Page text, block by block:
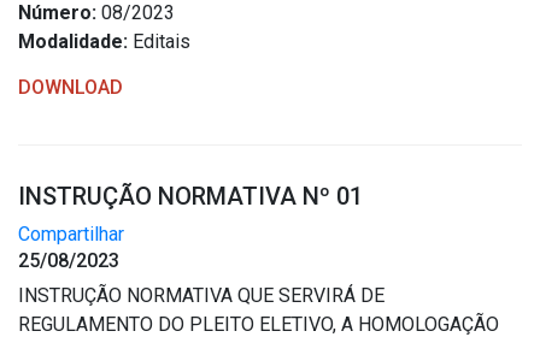
Número: 08/2023
Modalidade: Editais
DOWNLOAD
INSTRUÇÃO NORMATIVA Nº 01
Compartilhar
25/08/2023
INSTRUÇÃO NORMATIVA QUE SERVIRÁ DE
REGULAMENTO DO PLEITO ELETIVO, A HOMOLOGAÇÃO